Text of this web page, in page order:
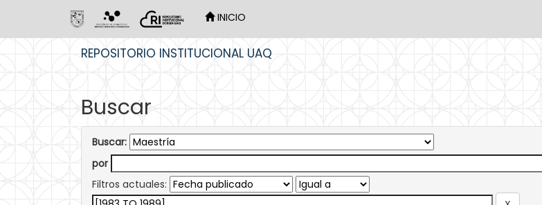
INICIO
REPOSITORIO INSTITUCIONAL UAQ
Buscar
Buscar:
por
Filtros actuales: